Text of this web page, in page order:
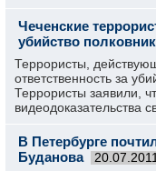
Чеченские
убийство
Террористы,
ответственность за
Террористы заявили,
видеодоказательства
В Петербурге
Буданова